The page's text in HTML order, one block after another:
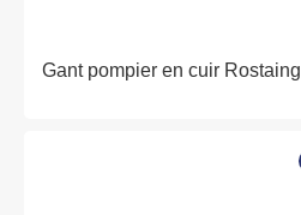
Gant pompier en cuir Rostaing